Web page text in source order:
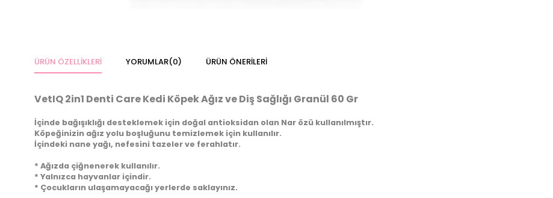
ÜRÜN ÖZELLIKLERI YORUMLAR(0) ÜRÜN ÖNERILERI
VetIQ 2in1 Denti Care Kedi Köpek Ağız ve Diş Sağlığı Granül 60 Gr
İçinde bağışıklığı desteklemek için doğal antioksidan olan Nar özü kullanılmıştır.
Köpeğinizin ağız yolu boşluğunu temizlemek için kullanılır.
İçindeki nane yağı, nefesini tazeler ve ferahlatır.
* Ağızda çiğnenerek kullanılır.
* Yalnızca hayvanlar içindir.
* Çocukların ulaşamayacağı yerlerde saklayınız.